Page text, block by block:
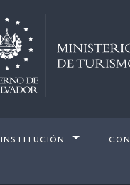
INSTITUCIÓN